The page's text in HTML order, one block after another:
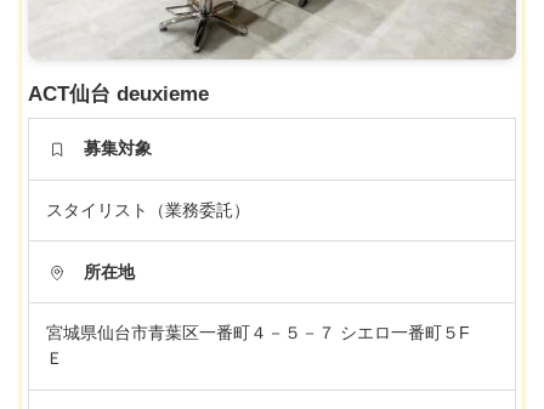
ACT仙台 deuxieme
募集対象
スタイリスト（業務委託）
所在地
宮城県仙台市青葉区一番町４－５－７ シエロ一番町５F
Ｅ